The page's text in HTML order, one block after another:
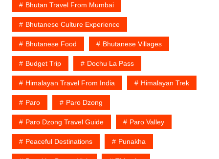
Bhutan Travel From Mumbai
Bhutanese Culture Experience
Bhutanese Food Bhutanese Villages
Budget Trip Dochu La Pass
Himalayan Travel From India Himalayan Trek
Paro Paro Dzong
Paro Dzong Travel Guide Paro Valley
Peaceful Destinations Punakha